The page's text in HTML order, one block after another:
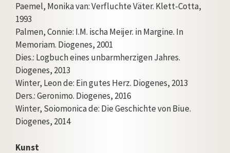
Paemel, Monika van: Verfluchte Väter. Klett-Cotta,
1993
Palmen, Connie: I.M. ischa Meijer. in Margine. In
Memoriam. Diogenes, 2001
Dies.: Logbuch eines unbarmherzigen Jahres.
Diogenes, 2013
Winter, Leon de: Ein gutes Herz. Diogenes, 2013
Ders.: Geronimo. Diogenes, 2016
Winter, Soiomonica de: Die Geschichte von Biue.
Diogenes, 2014
Kunst